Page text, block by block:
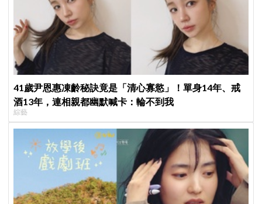
41歲尹恩惠凍齡秘訣竟是「清心寡慾」！單身14年、戒
酒13年，連相親都幽默喊卡：輪不到我
綜藝